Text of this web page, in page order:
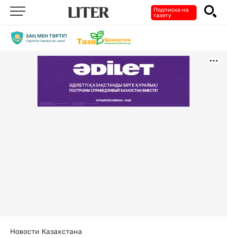
Подписка на
газету
Новости Казахстана